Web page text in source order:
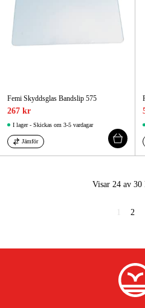
Femi Skyddsglas Bandslip 575
267 kr
I lager - Skickas om 3-5 vardagar
Jämför
Visar 24 av 30
2